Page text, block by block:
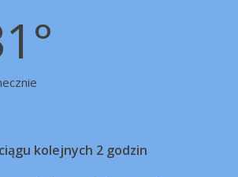
kolejnych 2 godzin